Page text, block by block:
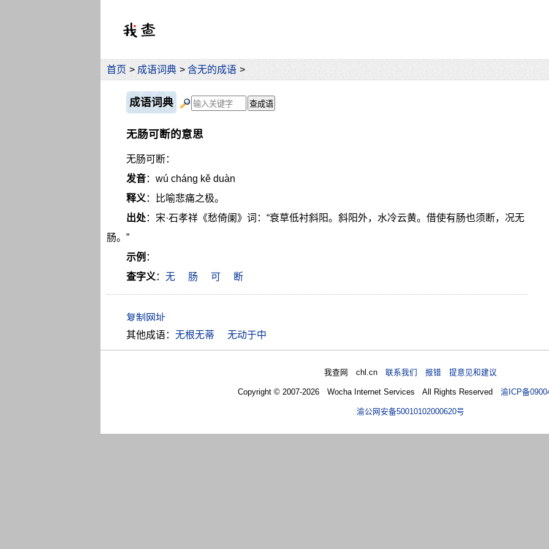
首页 > 成语词典 > 含无的成语 >
成语词典
无肠可断的意思
无肠可断：
发音：wú cháng kě duàn
释义：比喻悲痛之极。
出处：宋·石孝祥《愁倚阑》词：“衰草低衬斜阳。斜阳外，水冷云黄。借使有肠也须断，况无
肠。”
示例 ：
查字义： 无 肠 可 断
其他成语： 无根无蒂 无动于中
我查网 chl.cn联系我们 报错 提意见和建议
Copyright © 2007-2026 Wocha Internet Services All Rights Reserved渝ICP备
渝公网安备50010102000620号